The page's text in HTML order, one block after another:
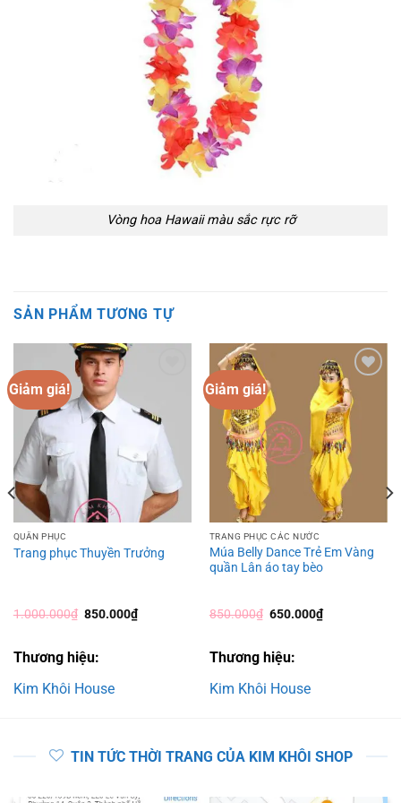
Vòng hoa Hawaii màu sắc rực rỡ
SẢN PHẨM TƯƠNG TỰ
Giảm giá!
QUÂN PHỤC
Trang phục Thuyền Trưởng
1.000.000₫ Giá
1.000.000₫.
850.000₫Giá
hiện
Thương hiệu:
Kim Khôi House
Giảm giá!
Add to
wishlist
TRANG PHỤC CÁC NƯỚC
Múa Belly Dance Trẻ Em Vàng
quần Lân áo tay bèo
850.000₫ Giá
850.000₫.
650.000₫Giá
hiện
Thương hiệu:
Kim Khôi House
TIN TỨC THỜI TRANG CỦA KIM KHÔI SHOP